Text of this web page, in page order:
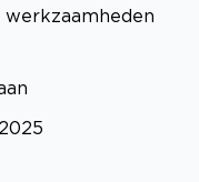
werkzaamheden